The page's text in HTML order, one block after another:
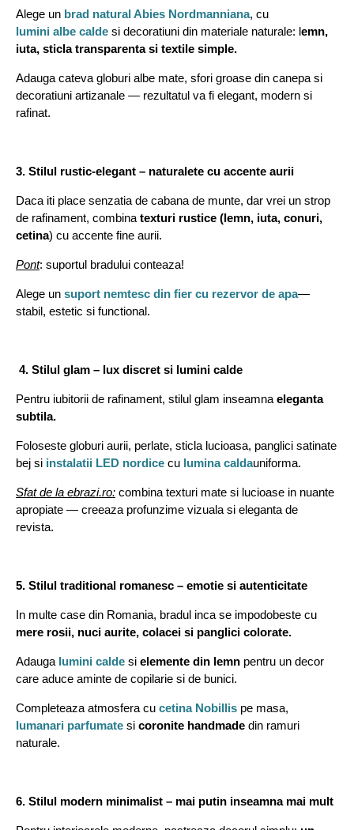
Alege un brad natural Abies Nordmanniana, cu
lumini albe calde si decoratiuni din materiale naturale: lemn,
iuta, sticla transparenta si textile simple.
Adauga cateva globuri albe mate, sfori groase din canepa si
decoratiuni artizanale — rezultatul va fi elegant, modern si
rafinat.
3. Stilul rustic-elegant – naturalete cu accente aurii
Daca iti place senzatia de cabana de munte, dar vrei un strop
de rafinament, combina texturi rustice (lemn, iuta, conuri,
cetina) cu accente fine aurii.
Pont: suportul bradului conteaza!
Alege un suport nemtesc din fier cu rezervor de apa—
stabil, estetic si functional.
4. Stilul glam – lux discret si lumini calde
Pentru iubitorii de rafinament, stilul glam inseamna eleganta
subtila.
Foloseste globuri aurii, perlate, sticla lucioasa, panglici satinate
bej si instalatii LED nordice cu lumina caldauniforma.
Sfat de la ebrazi.ro: combina texturi mate si lucioase in nuante
apropiate — creeaza profunzime vizuala si eleganta de
revista.
5. Stilul traditional romanesc – emotie si autenticitate
In multe case din Romania, bradul inca se impodobeste cu
mere rosii, nuci aurite, colacei si panglici colorate.
Adauga lumini calde si elemente din lemn pentru un decor
care aduce aminte de copilarie si de bunici.
Completeaza atmosfera cu cetina Nobillis pe masa,
lumanari parfumate si coronite handmade din ramuri
naturale.
6. Stilul modern minimalist – mai putin inseamna mai mult